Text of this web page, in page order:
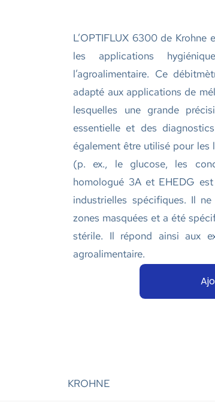
L’OPTIFLUX 6300 de
les applications
l’agroalimentaire. Ce
adapté aux applications de
lesquelles une grande
essentielle et des
également être utilisé pour
(p. ex., le glucose, les
homologué 3A et EHEDG
industrielles spécifiques. Il
zones masquées et a été
stérile. Il répond ainsi aux
agroalimentaire.
KROHNE